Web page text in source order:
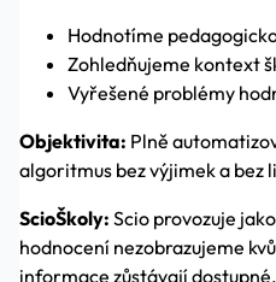
Hodnotíme
Zohledňujeme kontext
Vyřešené problémy
Objektivita: Plně
algoritmus bez výjimek a bez
ScioŠkoly: Scio provozuje
hodnocení nezobrazujeme
informace zůstávají dostupné.